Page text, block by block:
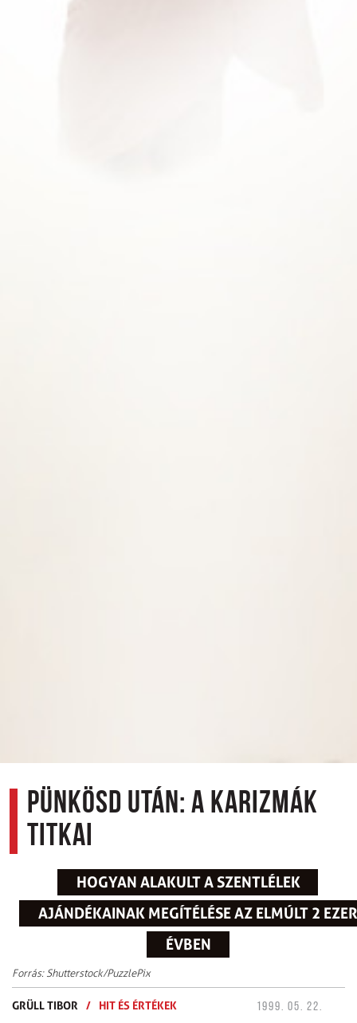
Pünkösd után: a karizmák
titkai
HOGYAN ALAKULT A SZENTLÉLEK
AJÁNDÉKAINAK MEGÍTÉLÉSE AZ ELMÚLT 2 EZER
ÉVBEN
Forrás: Shutterstock/PuzzlePix
GRÜLL TIBOR / HIT ÉS ÉRTÉKEK 1999. 05. 22.